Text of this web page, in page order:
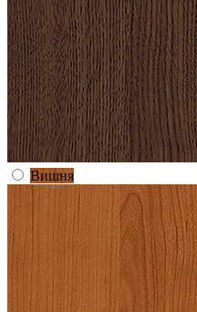
Вишня